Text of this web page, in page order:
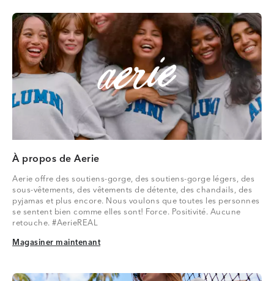
À propos de Aerie
Aerie offre des soutiens-gorge, des soutiens-gorge légers, des
sous-vêtements, des vêtements de détente, des chandails, des
pyjamas et plus encore. Nous voulons que toutes les personnes
se sentent bien comme elles sont! Force. Positivité. Aucune
retouche. #AerieREAL
Magasiner maintenant
Magasiner maintenant